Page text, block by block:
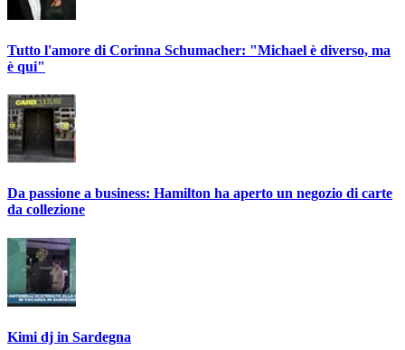
Tutto l'amore di Corinna Schumacher: "Michael è diverso, ma
è qui"
Da passione a business: Hamilton ha aperto un negozio di carte
da collezione
Kimi dj in Sardegna